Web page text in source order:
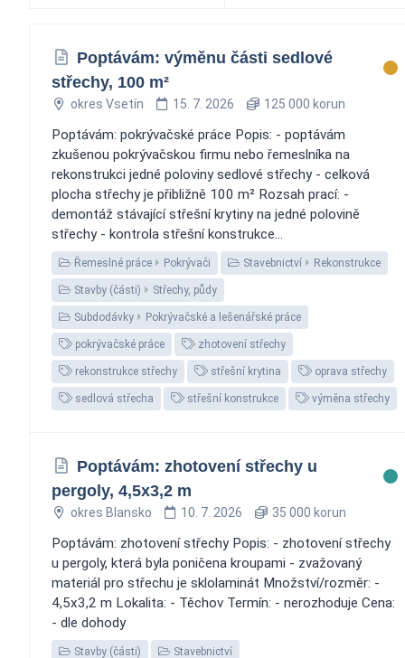
Poptávám: výměnu části sedlové
střechy, 100 m²
okres Vsetín 15. 7. 2026 125 000 korun
Poptávám: pokrývačské práce Popis: - poptávám
zkušenou pokrývačskou firmu nebo řemeslníka na
rekonstrukci jedné poloviny sedlové střechy - celková
plocha střechy je přibližně 100 m² Rozsah prací: -
demontáž stávající střešní krytiny na jedné polovině
střechy - kontrola střešní konstrukce...
Řemeslné práce Pokrývači Stavebnictví Rekonstrukce
Stavby (části) Střechy, půdy
Subdodávky Pokrývačské a lešenářské práce
pokrývačské práce zhotovení střechy
rekonstrukce střechy střešní krytina oprava střechy
sedlová střecha střešní konstrukce výměna střechy
Poptávám: zhotovení střechy u
pergoly, 4,5x3,2 m
okres Blansko 10. 7. 2026 35 000 korun
Poptávám: zhotovení střechy Popis: - zhotovení střechy
u pergoly, která byla poničena kroupami - zvažovaný
materiál pro střechu je sklolaminát Množství/rozměr: -
4,5x3,2 m Lokalita: - Těchov Termín: - nerozhoduje Cena:
- dle dohody
Stavby (části) Stavebnictví